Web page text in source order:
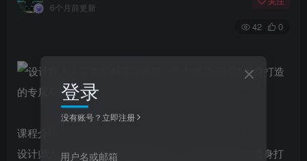
6个月前更新
42 0
课程介绍
设计师人人必备的AI视觉实战课程，专为视觉设计师量身打
登录
没有账号？立即注册
用户名或邮箱